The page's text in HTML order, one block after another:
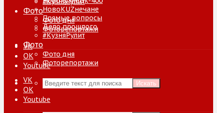
Фото
Фото дня
Фоторепортажи
VK
ОК
Youtube
Искать
НовоKUZнечане
Прямые вопросы
Дело прошлого
#КузняРулит
Фото
Фото дня
Фоторепортажи
VK
ОК
Youtube